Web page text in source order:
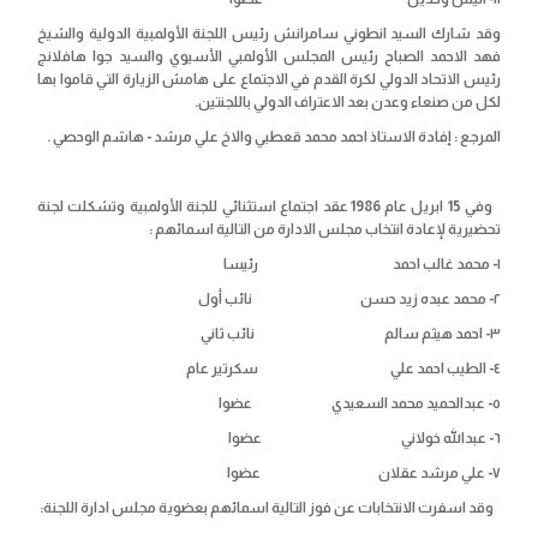
وقد شارك السيد انطوني سامرانش رئيس اللجنة الأولمبية الدولية والشيخ
فهد الاحمد الصباح رئيس المجلس الأولمبي الأسيوي والسيد جوا هافلانج
رئيس الاتحاد الدولي لكرة القدم في الاجتماع على هامش الزيارة التي قاموا بها
لكل من صنعاء وعدن بعد الاعتراف الدولي باللجنتين.
المرجع : إفادة الاستاذ احمد محمد قعطبي والاخ علي مرشد - هاشم الوحصي .
وفي 15 ابريل عام 1986 عقد اجتماع استثنائي للجنة الأولمبية وتشكلت لجنة
تحضيرية لإعادة انتخاب مجلس الادارة من التالية اسمائهم :
١- محمد غالب احمد رئيسا
٢- محمد عبده زيد حسن نائب أول
٣- احمد هيثم سالم نائب ثاني
٤- الطيب احمد علي سكرتير عام
٥- عبدالحميد محمد السعيدي عضوا
٦- عبدالله خولاني عضوا
٧- علي مرشد عقلان عضوا
وقد اسفرت الانتخابات عن فوز التالية اسمائهم بعضوية مجلس ادارة اللجنة: